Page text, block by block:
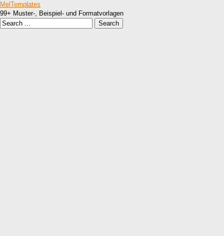
MelTemplates
99+ Muster-, Beispiel- und Formatvorlagen